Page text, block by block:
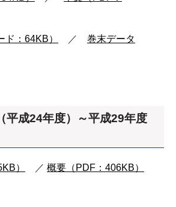
：64KB） ／ 巻末データ
平成24年度）～平成29年度
） ／ 概要（PDF：406KB）